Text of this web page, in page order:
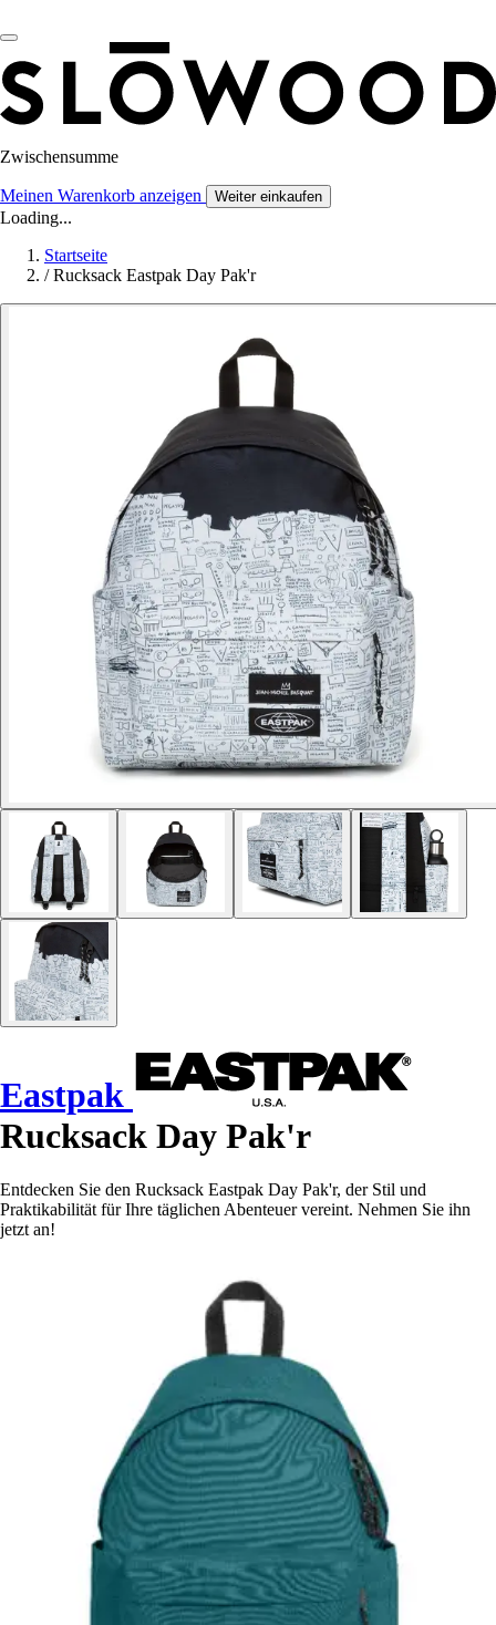
Zwischensumme
Meinen Warenkorb anzeigen Weiter einkaufen
Loading...
Startseite
/ Rucksack Eastpak Day Pak'r
Eastpak
Rucksack Day Pak'r
Entdecken Sie den Rucksack Eastpak Day Pak'r, der Stil und
Praktikabilität für Ihre täglichen Abenteuer vereint. Nehmen Sie ihn
jetzt an!